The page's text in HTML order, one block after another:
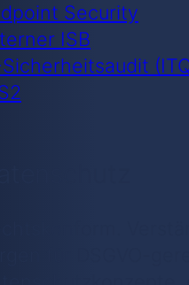
Security
ISB